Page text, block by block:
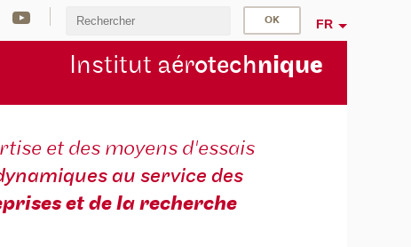
FR
Institut aérotechnique
et des moyens d'essais
au service des
et de la recherche